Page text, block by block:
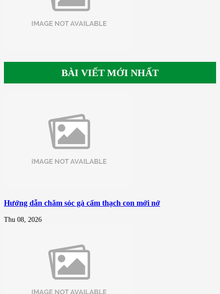
BÀI VIẾT MỚI NHẤT
Hướng dẫn chăm sóc gà cẩm thạch con mới nở
Thu 08, 2026